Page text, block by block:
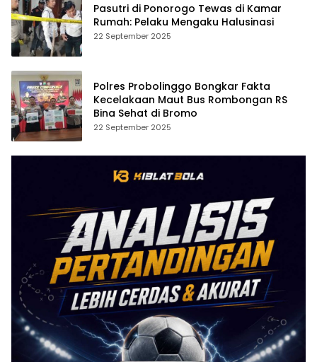
Pasutri di Ponorogo Tewas di Kamar
Rumah: Pelaku Mengaku Halusinasi
22 September 2025
Polres Probolinggo Bongkar Fakta
Kecelakaan Maut Bus Rombongan RS
Bina Sehat di Bromo
22 September 2025